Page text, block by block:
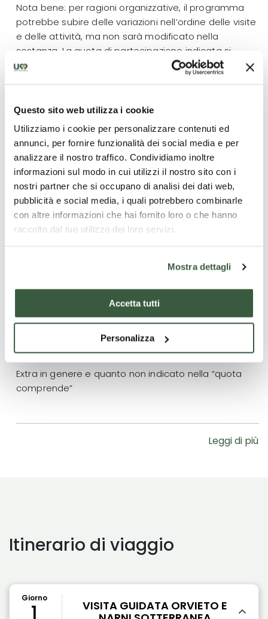
Questo sito web utilizza i cookie
Utilizziamo i cookie per personalizzare contenuti ed
annunci, per fornire funzionalità dei social media e per
analizzare il nostro traffico. Condividiamo inoltre
informazioni sul modo in cui utilizzi il nostro sito con i
nostri partner che si occupano di analisi dei dati web,
pubblicità e social media, i quali potrebbero combinarle
con altre informazioni che hai fornito loro o che hanno
raccolto dal tuo utilizzo dei loro servizi.
Mostra dettagli
Accetta tutti
Personalizza
Nota bene: per ragioni organizzative, il programma
potrebbe subire delle variazioni nell’ordine delle visite
e delle attività, ma non sarà modificato nella
sostanza. La quota di partecipazione indicata si
riferisce a gruppi con minimo 40 partecipanti.
Cosa è incluso
Sistemazione in hotel 3 stelle, in camera a 3 / 4 letti,
con servizi privati per gli studenti
Trattamento di pensione completa dalla cena del 1°
giorno al pranzo del 2° giorno
Servizio guida come da programma
Bevande
Ingressi
Extra in genere e quanto non indicato nella “quota
comprende”
Leggi di più
Itinerario di viaggio
Giorno
1
VISITA GUIDATA ORVIETO E